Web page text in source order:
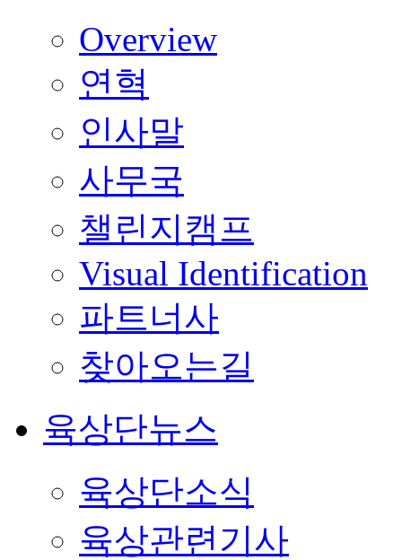
Overview
연혁
인사말
사무국
챌린지캠프
Visual Identification
파트너사
찾아오는길
육상단뉴스
육상단소식
육상관련기사